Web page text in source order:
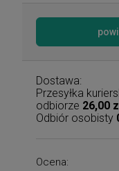
Dostawa:
Przesyłka
odbiorze 26,00
Odbiór osobisty
Ocena: